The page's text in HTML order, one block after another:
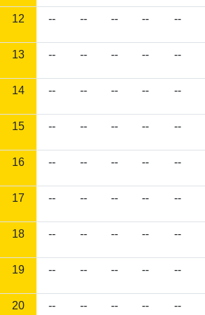
12 -- -- -- -- --
13 -- -- -- -- --
14 -- -- -- -- --
15 -- -- -- -- --
16 -- -- -- -- --
17 -- -- -- -- --
18 -- -- -- -- --
19 -- -- -- -- --
20 -- -- -- -- --